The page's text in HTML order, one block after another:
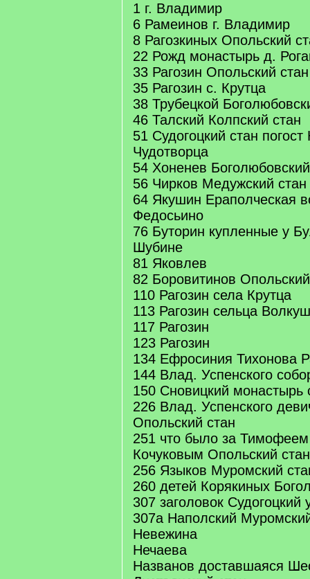
1 г. Владимир
6 Рамеинов г. Владимир
8 Рагозкиных Опольский
22 Рожд монастырь д.
33 Рагозин Опольский стан
35 Рагозин с. Крутца
38 Трубецкой
46 Талский Колпский стан
51 Судогоцкий стан
Чудотворца
54 Хоненев
56 Чирков Медужский стан
64 Якушин Ераполческая
Федосьино
76 Буторин купленные у
Шубине
81 Яковлев
82 Боровитинов
110 Рагозин села Крутца
113 Рагозин сельца
117 Рагозин
123 Рагозин
134 Ефросиния Тихонова
144 Влад. Успенского
150 Сновицкий монастырь
226 Влад. Успенского
Опольский стан
251 что было за
Кочуковым Опольский
256 Языков Муромский
260 детей Корякиных
307 заголовок Судогоцкий
307а Наполский
Невежина
Нечаева
Названов доставшаяся